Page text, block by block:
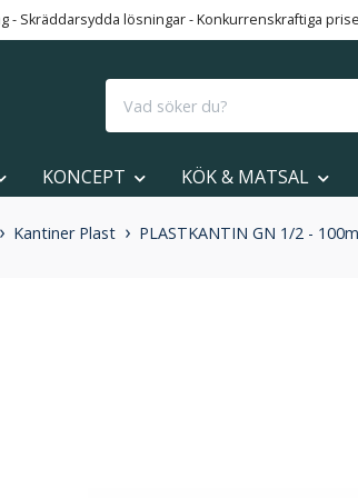
- Skräddarsydda lösningar - Konkurrenskraftiga
KONCEPT KÖK & MATSAL
Kantiner Plast PLASTKANTIN GN 1/2 -